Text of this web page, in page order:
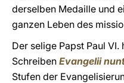
derselben Medaille und
ganzen Leben des
Der selige Papst Paul
Schreiben Evangelii
Stufen der